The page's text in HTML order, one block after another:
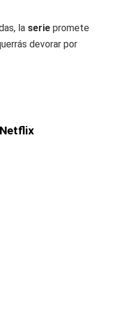
la serie promete
devorar por